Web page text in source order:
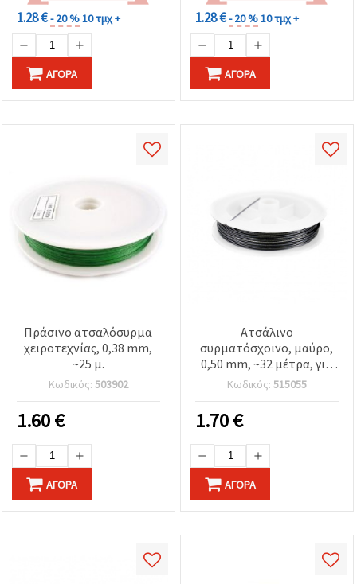
1.28 €- 20 %10 τμχ +
ΑΓΟΡΆ
1.28 €- 20 %10 τμχ +
ΑΓΟΡΆ
Πράσινο ατσαλόσυρμα
χειροτεχνίας, 0,38 mm,
~25 μ.
Κωδικός: 503902
1.60€
ΑΓΟΡΆ
Ατσάλινο
συρματόσχοινο, μαύρο,
0,50 mm, ~32 μέτρα, για
DIY κατασκευή
κοσμημάτων
Κωδικός: 515055
1.70€
ΑΓΟΡΆ